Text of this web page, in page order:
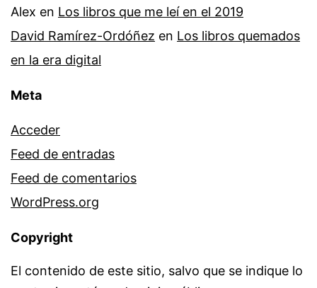
Alex en Los libros que me leí en el 2019
David Ramírez-Ordóñez en Los libros quemados
en la era digital
Meta
Acceder
Feed de entradas
Feed de comentarios
WordPress.org
Copyright
El contenido de este sitio, salvo que se indique lo